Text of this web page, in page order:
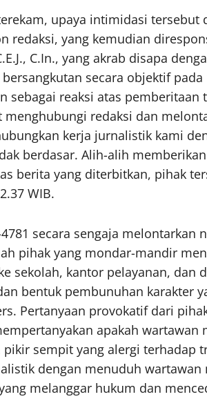
upaya intimidasi tersebut
redaksi, yang kemudian
C.In., yang akrab disapa
secara objektif pada
sebagai reaksi atas pemberitaan
redaksi dan
kerja jurnalistik kami
berdasar. Alih-alih
berita yang diterbitkan, pihak
WIB.
secara sengaja melontarkan
pihak yang mondar-mandir
sekolah, kantor pelayanan, dan
bentuk pembunuhan karakter
Pertanyaan provokatif dari
apakah wartawan
sempit yang alergi terhadap
dengan menuduh wartawan
melanggar hukum dan